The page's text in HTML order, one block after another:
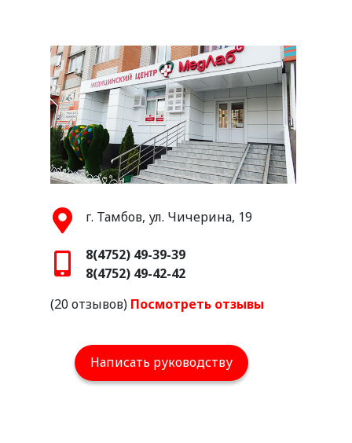
г. Тамбов, ул. Чичерина, 19
8(4752) 49-39-39
8(4752) 49-42-42
(20 отзывов) Посмотреть отзывы
Написать руководству